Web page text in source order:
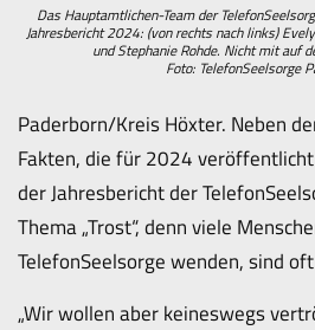
Das Hauptamtlichen-Team der
Jahresbericht 2024: (von rechts nach links)
und Stephanie Rohde. Nicht mit auf
Foto: TelefonSeelsorge
Paderborn/Kreis Höxter. Neben
Fakten, die für 2024
der Jahresbericht der
Thema „Trost“, denn viele
TelefonSeelsorge wenden, sind
„Wir wollen aber keineswegs